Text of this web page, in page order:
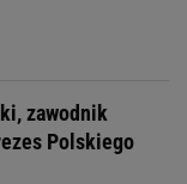
zawodnik
Polskiego